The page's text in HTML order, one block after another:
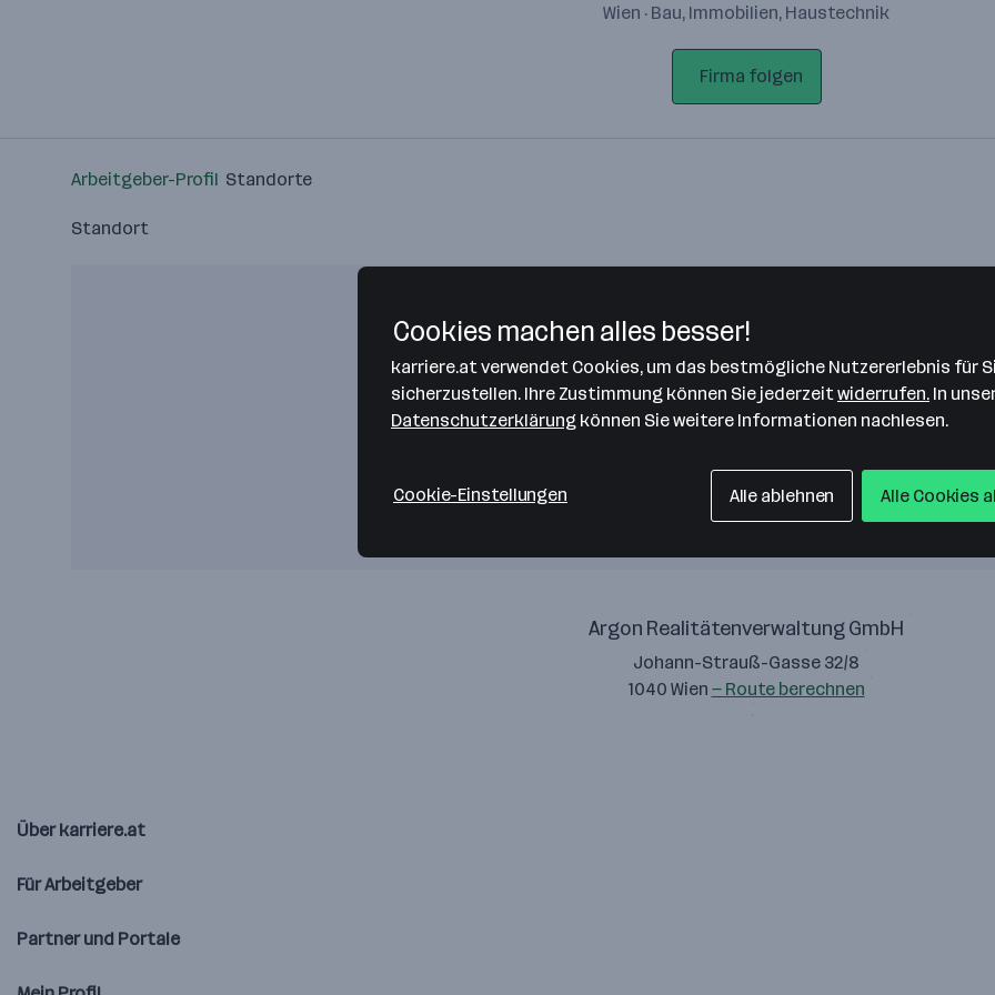
Wien · Bau, Immobilien, Haustechnik
Firma folgen
Arbeitgeber-Profil Standorte
Standort
Bitte stimme unseren Cookie-
Richtlinien zu, um diese Karte
anzuzeigen.
Zustimmung geben
Argon Realitätenverwaltung GmbH
Johann-Strauß-Gasse 32/8
1040 Wien — Route berechnen
Über karriere.at
Für Arbeitgeber
Partner und Portale
Cookies machen alles besser!
karriere.at verwendet Cookies, um das bestmögliche Nutzererlebnis für
sicherzustellen. Ihre Zustimmung können Sie jederzeit widerrufen. In
Datenschutzerklärung können Sie weitere Informationen nachlesen.
Cookie-Einstellungen Alle ablehnen Alle Cookies